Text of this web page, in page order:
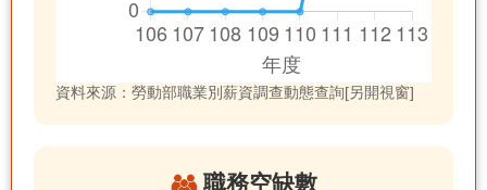
資料來源：勞動部職業別薪資調查動態查詢[另開視窗]
職務空缺數